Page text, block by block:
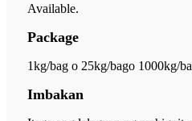
Available.
Package
1kg/bag o 25kg/bago 1000kg/
Imbakan